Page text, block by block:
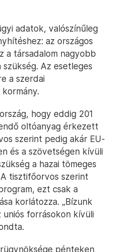
adatok, valószínűleg
az országos
a társadalom nagyobb
Az esetleges
a szerdai
hogy eddig 201
oltóanyag érkezett
szerint pedig akár EU-
és a szövetségen kívüli
a hazai tömeges
tisztifőorvos szerint
ezt csak a
korlátozza. „Bízunk
uniós forrásokon kívüli
pénteken